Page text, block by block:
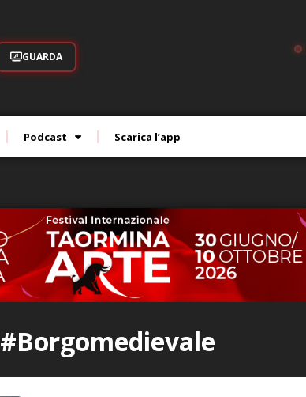
GUARDA
Podcast Scarica l’app
#Borgomedievale